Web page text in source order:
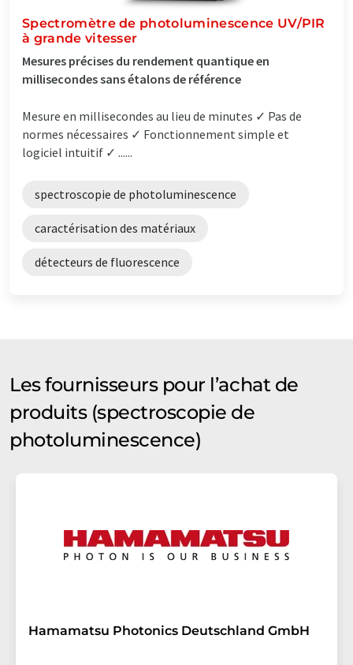
Spectromètre de photoluminescence UV/PIR
à grande vitesser
Mesures précises du rendement quantique en
millisecondes sans étalons de référence
Mesure en millisecondes au lieu de minutes ✓ Pas de
normes nécessaires ✓ Fonctionnement simple et
logiciel intuitif ✓ ......
spectroscopie de photoluminescence
caractérisation des matériaux
détecteurs de fluorescence
Les fournisseurs pour l’achat de
produits (spectroscopie de
photoluminescence)
Hamamatsu Photonics Deutschland GmbH